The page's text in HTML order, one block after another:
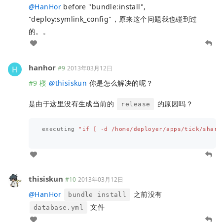
@HanHorbefore "bundle:install",
"deploy:symlink_config"，原来这个问题我也碰到过
的。。
hanhor #9 2013年03月12日
#9 楼 @thisiskun 你是怎么解决的呢？
是由于这里没有生成当前的 release 的原因吗？
executing "if [ -d /home/deployer/apps/tick/
thisiskun #10 2013年03月12日
@HanHor bundle install 之前没有
database.yml 文件